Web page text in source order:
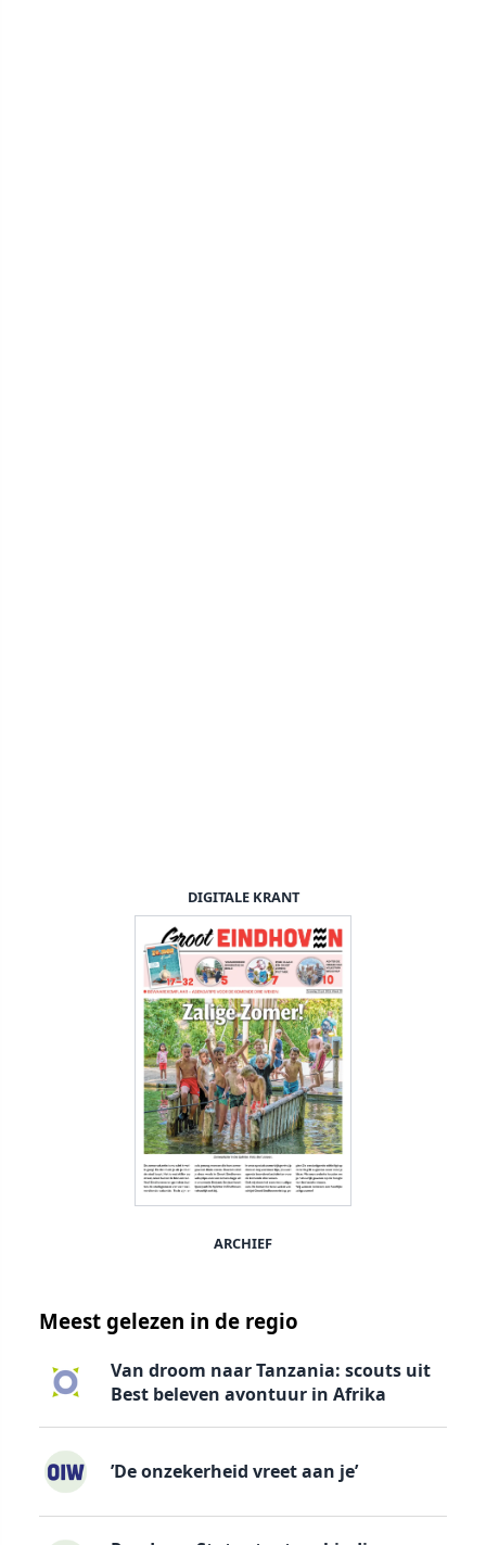
DIGITALE KRANT
ARCHIEF
Meest gelezen in de regio
Van droom naar Tanzania: scouts uit
Best beleven avontuur in Afrika
’De onzekerheid vreet aan je’